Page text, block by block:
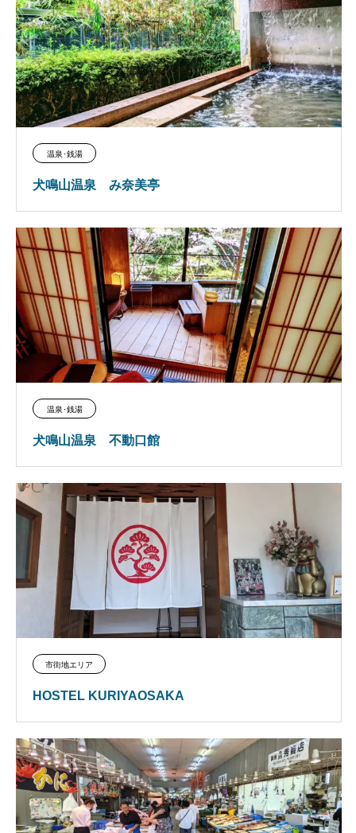
温泉･銭湯
犬鳴山温泉 み奈美亭
温泉･銭湯
犬鳴山温泉 不動口館
市街地エリア
HOSTEL KURIYAOSAKA